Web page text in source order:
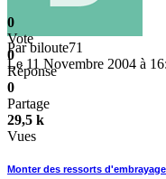
Parbiloute71
Le 11 Novembre 2004 à
0
Vote
0
Réponse
0
Partage
29,5 k
Vues
Monter des ressorts